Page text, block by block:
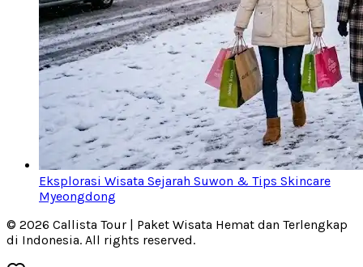
Eksplorasi Wisata Sejarah Suwon & Tips Skincare
Myeongdong
© 2026 Callista Tour | Paket Wisata Hemat dan Terlengkap
di Indonesia. All rights reserved.